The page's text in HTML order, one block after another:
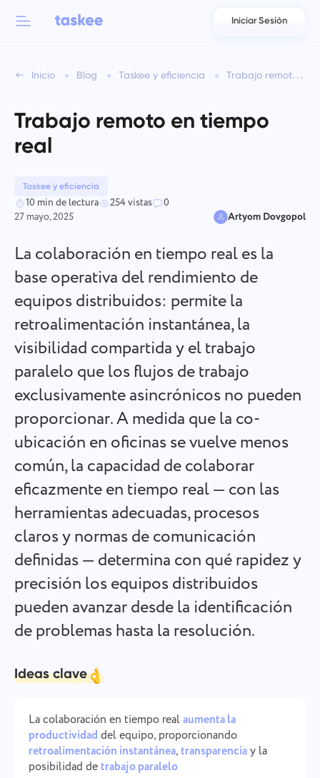
العربية
Azərbaycan
Deutsch
English
Español
Français
עברית
हिन्दी
中文 (中国)
Kiswahili
Português
Русский
Türkçe
Tiếng Việt
Iniciar Sesión
Inicio Blog Taskee y eficiencia Trabajo remoto en tiempo real
Trabajo remoto en tiempo
real
Taskee y eficiencia
10 min de lectura 254 vistas
0
27 mayo, 2025
Artyom Dovgopol
La colaboración en tiempo real es la
base operativa del rendimiento de
equipos distribuidos: permite la
retroalimentación instantánea, la
visibilidad compartida y el trabajo
paralelo que los flujos de trabajo
exclusivamente asincrónicos no pueden
proporcionar. A medida que la co-
ubicación en oficinas se vuelve menos
común, la capacidad de colaborar
eficazmente en tiempo real — con las
herramientas adecuadas, procesos
claros y normas de comunicación
definidas — determina con qué rapidez y
precisión los equipos distribuidos
pueden avanzar desde la identificación
de problemas hasta la resolución.
Ideas clave
La colaboración en tiempo realaumenta la
productividad del equipo, proporcionando
retroalimentación instantánea, transparenciay la
posibilidad de trabajo paralelo
Funciones de Taskee
Conozca sobre 7 más características inspiradoras
Rastrear el tiempo de las tareas, supervisar a los compañeros
y agregar tiempo manualmente.
Tareas
Cree una tarea, trabaje con compañeros y ciérrela cuando
esté completa
Informes
Distribuya recursos usando informes sobre el tiempo
dedicado a cada proyecto
Tablero Kanban
Gestione las tareas en el tablero Kanban, filtre tareas y
amplíe su tablero.
Gestión de proyectos
Administre la información del proyecto (estados/etiquetas)
y la actividad del equipo en un solo lugar.
Cree una empresa, invite usuarios y asigne roles para
Para equipos
Industrias
Tipo de empresa